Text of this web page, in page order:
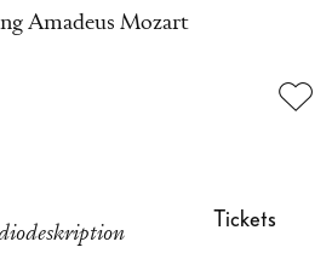
Amadeus Mozart
Tickets